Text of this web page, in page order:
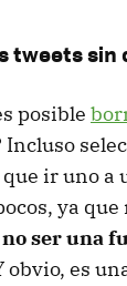
tweets
posible
Incluso
ir uno a
ya que
no ser una
obvio, es